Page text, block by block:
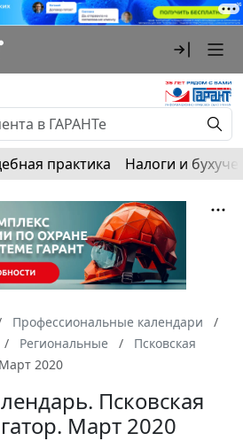
практика Налоги и
Профессиональные календари
Региональные
Псковская
2020
Псковская
Март 2020